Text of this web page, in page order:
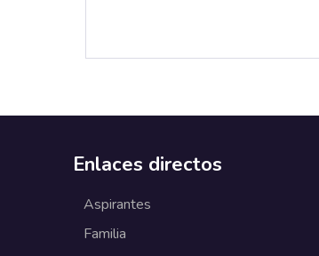
Enlaces directos
Aspirantes
Familia